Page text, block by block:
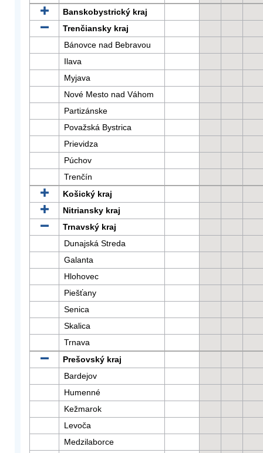
Banskobystrický kraj
Trenčiansky kraj
Bánovce nad Bebravou
Ilava
Myjava
Nové Mesto nad Váhom
Partizánske
Považská Bystrica
Prievidza
Púchov
Trenčín
Košický kraj
Nitriansky kraj
Trnavský kraj
Dunajská Streda
Galanta
Hlohovec
Piešťany
Senica
Skalica
Trnava
Prešovský kraj
Bardejov
Humenné
Kežmarok
Levoča
Medzilaborce